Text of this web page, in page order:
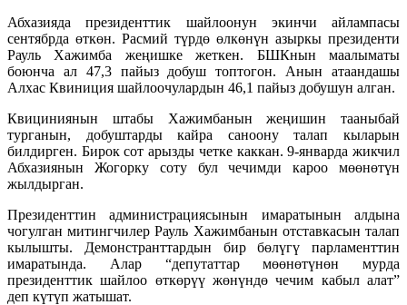
Абхазияда президенттик шайлоонун экинчи айлампасы
сентябрда өткөн. Расмий түрдө өлкөнүн азыркы президенти
Рауль Хажимба жеңишке жеткен. БШКнын маалыматы
боюнча ал 47,3 пайыз добуш топтогон. Анын атаандашы
Алхас Квиниция шайлоочулардын 46,1 пайыз добушун алган.
Квициниянын штабы Хажимбанын жеңишин тааныбай
турганын, добуштарды кайра саноону талап кыларын
билдирген. Бирок сот арызды четке каккан. 9-январда жикчил
Абхазиянын Жогорку соту бул чечимди кароо мөөнөтүн
жылдырган.
Президенттин администрациясынын имаратынын алдына
чогулган митингчилер Рауль Хажимбанын отставкасын талап
кылышты. Демонстранттардын бир бөлүгү парламенттин
имаратында. Алар “депутаттар мөөнөтүнөн мурда
президенттик шайлоо өткөрүү жөнүндө чечим кабыл алат”
деп күтүп жатышат.